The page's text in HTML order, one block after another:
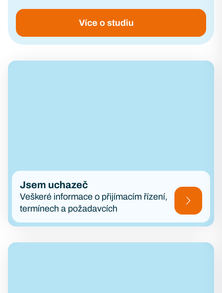
Více o studiu
Jsem uchazeč
Veškeré informace o přijímacím řízení,
termínech a požadavcích